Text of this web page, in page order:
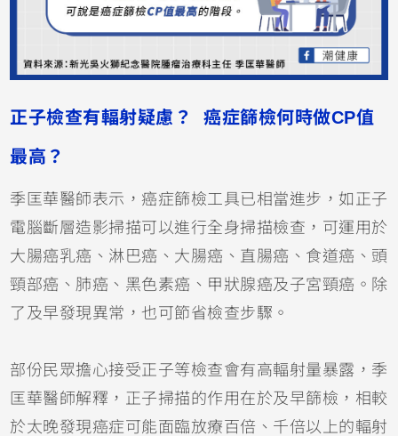
正子檢查有輻射疑慮？ 癌症篩檢何時做CP值
最高？
季匡華醫師表示，癌症篩檢工具已相當進步，如正子
電腦斷層造影掃描可以進行全身掃描檢查，可運用於
大腸癌乳癌、淋巴癌、大腸癌、直腸癌、食道癌、頭
頸部癌、肺癌、黑色素癌、甲狀腺癌及子宮頸癌。除
了及早發現異常，也可節省檢查步驟。
部份民眾擔心接受正子等檢查會有高輻射量暴露，季
匡華醫師解釋，正子掃描的作用在於及早篩檢，相較
於太晚發現癌症可能面臨放療百倍、千倍以上的輻射